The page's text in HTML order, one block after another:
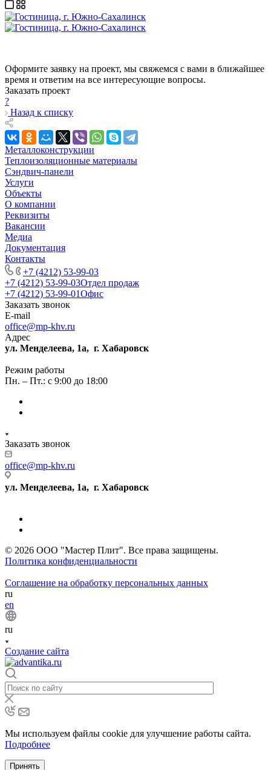
Оформите заявку на проект, мы свяжемся с вами в ближайшее
время и ответим на все интересующие вопросы.
Заказать проект
?
Назад к списку
Металлоконструкции
Теплоизоляционные материалы
Сэндвич-панели
Услуги
Объекты
О компании
Реквизиты
Вакансии
Медиа
Документация
Контакты
+7 (4212) 53-99-03
+7 (4212) 53-99-03Отдел продаж
+7 (4212) 53-99-01Офис
Заказать звонок
E-mail
office@mp-khv.ru
Адрес
ул. Менделеева, 1а, г. Хабаровск
Режим работы
Пн. – Пт.: с 9:00 до 18:00
Заказать звонок
office@mp-khv.ru
ул. Менделеева, 1а, г. Хабаровск
© 2026 ООО "Мастер Плит". Все права защищены.
Политика конфиденциальности
Соглашение на обработку персональных данных
ru
en
ru
Создание сайта
Мы используем файлы cookie для улучшение работы сайта.
Подробнее
Принять